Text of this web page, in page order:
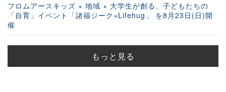
フロムアースキッズ × 地域 × 大学生が創る、子どもたちの
「自育」イベント「諸福ジーク×Lifehug」 を8月23日(日)開
催
もっと見る